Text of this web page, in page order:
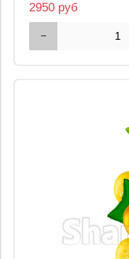
2950 руб